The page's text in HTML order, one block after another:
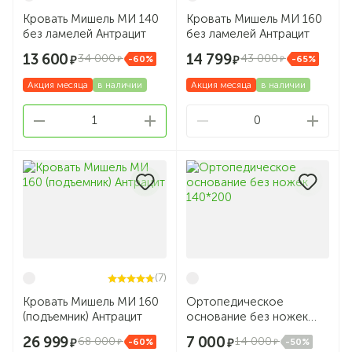
Кровать Мишель МИ 140
без ламелей Антрацит
13 600 34 000 -60%
Акция месяца в наличии
1
Кровать Мишель МИ 160
без ламелей Антрацит
14 799 43 000 -65%
Акция месяца в наличии
0
(7)
Кровать Мишель МИ 160
(подъемник) Антрацит
26 999 68 000 -60%
Ортопедическое
основание без ножек
7 000 14 000 -50%